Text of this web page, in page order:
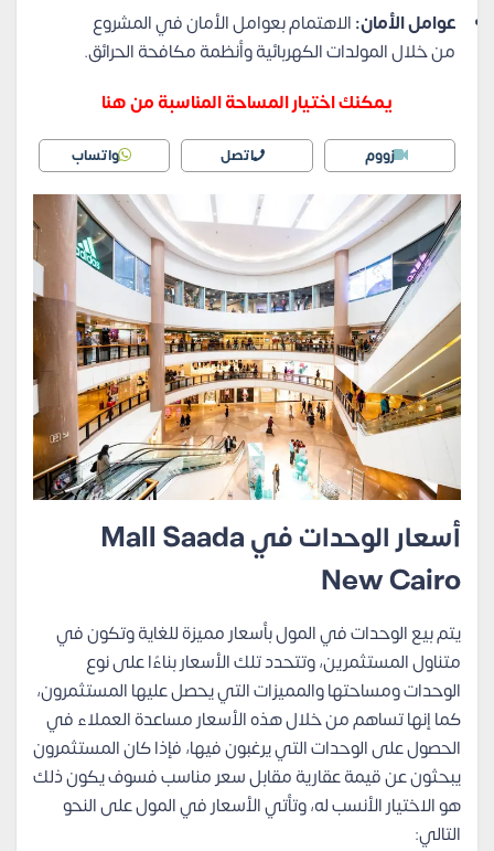
عوامل الأمان:الاهتمام بعوامل الأمان في المشروع
من خلال المولدات الكهربائية وأنظمة مكافحة الحرائق.
يمكنك اختيار المساحة المناسبة من هنا
زووم اتصل واتساب
أسعار الوحدات في Mall Saada
New Cairo
يتم بيع الوحدات في المول بأسعار مميزة للغاية وتكون في
متناول المستثمرين، وتتحدد تلك الأسعار بناءًا على نوع
الوحدات ومساحتها والمميزات التي يحصل عليها المستثمرون،
كما إنها تساهم من خلال هذه الأسعار مساعدة العملاء في
الحصول على الوحدات التي يرغبون فيها، فإذا كان المستثمرون
يبحثون عن قيمة عقارية مقابل سعر مناسب فسوف يكون ذلك
هو الاختيار الأنسب له، وتأتي الأسعار في المول على النحو
التالي: